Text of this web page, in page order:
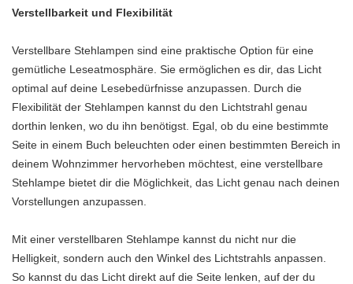
Verstellbarkeit und Flexibilität
Verstellbare Stehlampen sind eine praktische Option für eine
gemütliche Leseatmosphäre. Sie ermöglichen es dir, das Licht
optimal auf deine Lesebedürfnisse anzupassen. Durch die
Flexibilität der Stehlampen kannst du den Lichtstrahl genau
dorthin lenken, wo du ihn benötigst. Egal, ob du eine bestimmte
Seite in einem Buch beleuchten oder einen bestimmten Bereich in
deinem Wohnzimmer hervorheben möchtest, eine verstellbare
Stehlampe bietet dir die Möglichkeit, das Licht genau nach deinen
Vorstellungen anzupassen.
Mit einer verstellbaren Stehlampe kannst du nicht nur die
Helligkeit, sondern auch den Winkel des Lichtstrahls anpassen.
So kannst du das Licht direkt auf die Seite lenken, auf der du